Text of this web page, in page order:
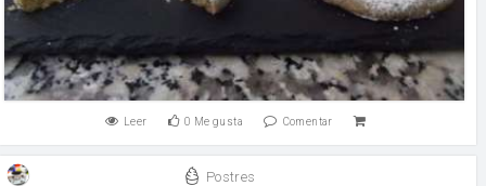
Leer 0 Me gusta Comentar
Postres